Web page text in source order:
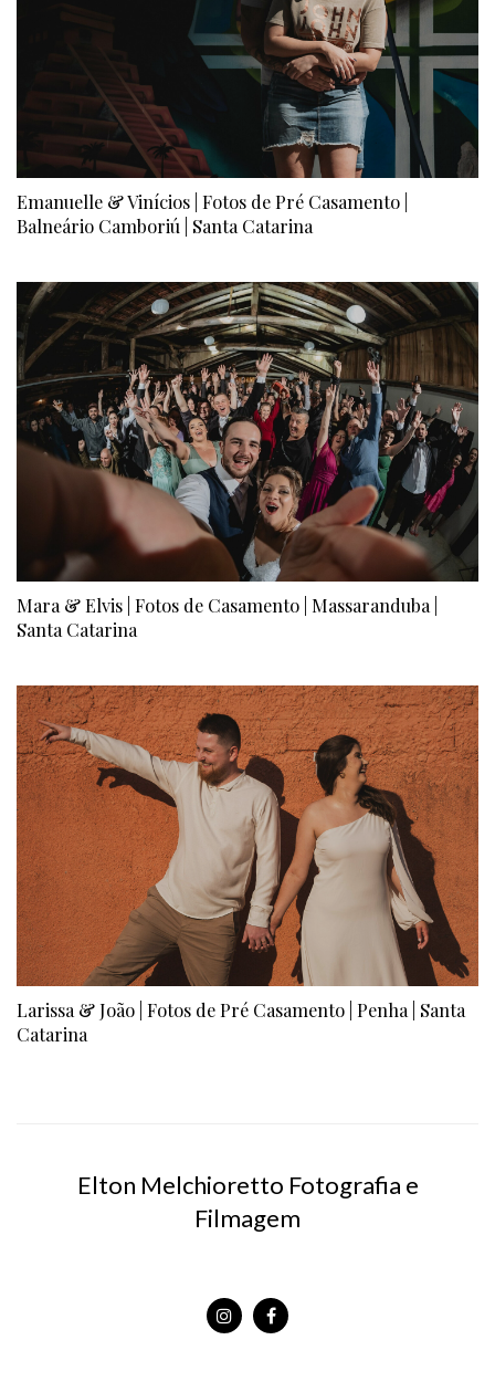
Emanuelle & Vinícios | Fotos de Pré Casamento |
Balneário Camboriú | Santa Catarina
Mara & Elvis | Fotos de Casamento | Massaranduba |
Santa Catarina
Larissa & João | Fotos de Pré Casamento | Penha | Santa
Catarina
Elton Melchioretto Fotografia e
Filmagem